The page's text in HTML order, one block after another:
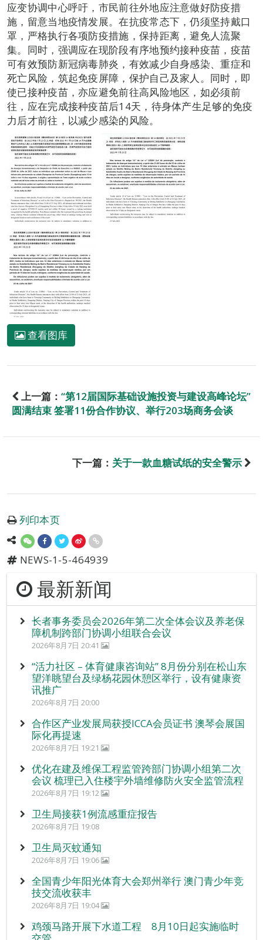
应变协调中心呼吁，市民前往外地应注意做好防疫措
施，留意当地疫情发展。在抗疫常态下，仍须坚持戴口
罩，严格执行各项防疫措施，保持距离，避免人流聚
集。同时，强调应在现阶段有序地预约接种疫苗，疫苗
可有效预防新冠病毒肺炎，有效减少自身感染、重症和
死亡风险，筑起免疫屏障，保护自己及家人。同时，即
使已接种疫苗，亦应避免前往高风险地区，如必须前
往，应在完成接种疫苗后14天，待身体产生足够的免疫
力后才前往，以减少感染的风险。
查看图库
上一篇： “第12届国际基础设施投资与建设高峰论坛”
圆满结束 签署11份合作协议、举行203场商务会谈
下一篇： 关于一款血糖试纸的安全警示
列印本页
NEWS-1-5-464939
最新新闻
长者事务委员会2026年第二次全体会议及养老保
障机制跨部门协调小组联合会议
2026年8月7日 20:41
“活力社区 – 体育健康咨询站” 8月份分别在松山东
望洋眺望台及绿杨花园休憩区举行，设有健康资
讯推广
2026年8月7日 20:00
合作区产业发展局获授ICCA会员证书 澳琴会展国
际化再提速
2026年8月7日 19:21
优化在建及维保工程监管跨部门协调小组第二次
会议 梳理已入住楼宇外墙维修防火安全监管流程
2026年8月7日 19:12
卫生局接获1例流感重症报告
2026年8月7日 19:08
卫生局灭蚊通知
2026年8月7日 19:06
全国青少年阳光体育大会郑州举行 澳门青少年竞
技交流收获丰
2026年8月7日 19:04
鸡颈马路开展下水道工程 8月10日起实施临时